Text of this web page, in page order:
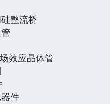
整流桥
应晶体管
件